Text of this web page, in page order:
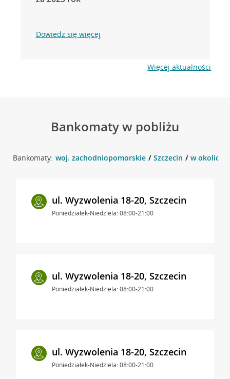
Dowiedz się więcej
Więcej aktualności
Bankomaty w pobliżu
Bankomaty: woj. zachodniopomorskie Szczecin w okolicy
ul. Wyzwolenia 18-20, Szczecin
Poniedziałek-Niedziela: 08:00-21:00
ul. Wyzwolenia 18-20, Szczecin
Poniedziałek-Niedziela: 08:00-21:00
ul. Wyzwolenia 18-20, Szczecin
Poniedziałek-Niedziela: 08:00-21:00